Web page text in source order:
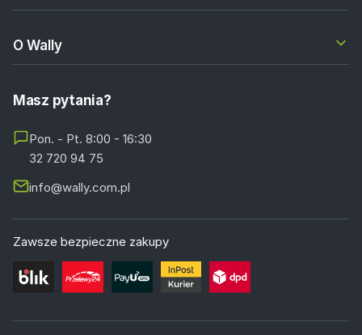
O Wally
Masz pytania?
Pon. - Pt. 8:00 - 16:30
32 720 94 75
info@wally.com.pl
Zawsze bezpieczne zakupy